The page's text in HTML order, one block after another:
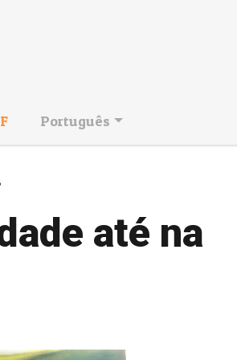
Português
até na